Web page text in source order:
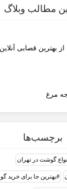
مطالب وبلاگ
بهترین قصابی آنلاین
مرغ
برچسب‌ها
گوشت در تهران
بهترین جا برای خرید